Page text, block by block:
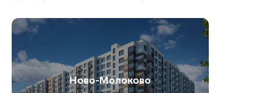
Ново-Молоково